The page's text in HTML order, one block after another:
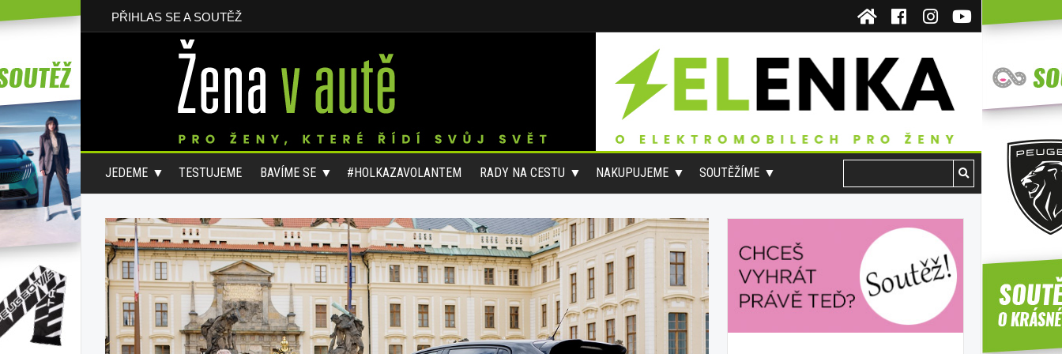
PŘIHLAS SE A SOUTĚŽ
JEDEME TESTUJEME BAVÍME SE #HOLKAZAVOLANTEM RADY NA CESTU NAKUPUJEME SOUTĚŽÍME